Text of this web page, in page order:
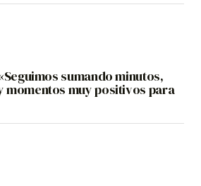
sumando minutos,
momentos muy positivos para